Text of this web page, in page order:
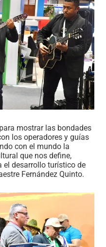
mostrar las bondades
los operadores y guías
con el mundo la
que nos define,
el desarrollo turístico de
Fernández Quinto.